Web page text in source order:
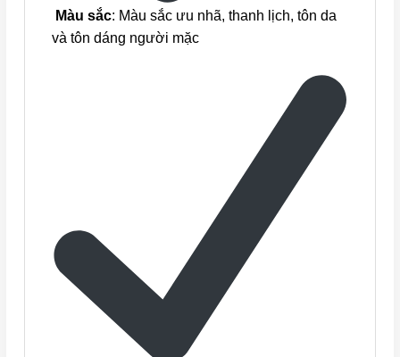
Màu sắc: Màu sắc ưu nhã, thanh lịch, tôn da
và tôn dáng người mặc